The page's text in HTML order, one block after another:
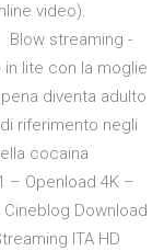
video).
Blow streaming -
lite con la moglie
diventa adulto
riferimento negli
cocaina
– Openload 4K –
Cineblog Download
ITA HD